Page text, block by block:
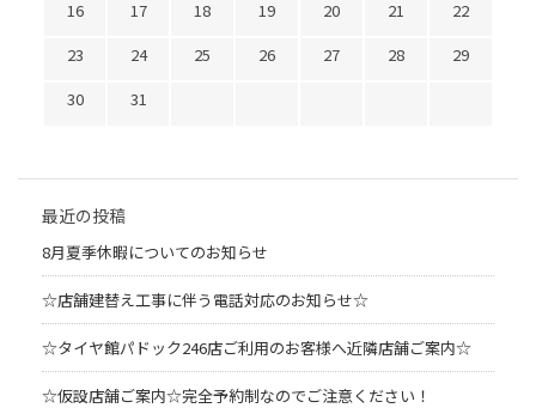
16
17 18 19 20 21
22
23
24 25 26 27 28
29
30
31
最近の投稿
8月夏季休暇についてのお知らせ
☆店舗建替え工事に伴う電話対応のお知らせ☆
☆タイヤ館パドック246店ご利用のお客様へ近隣店舗ご案内☆
☆仮設店舗ご案内☆完全予約制なのでご注意ください！